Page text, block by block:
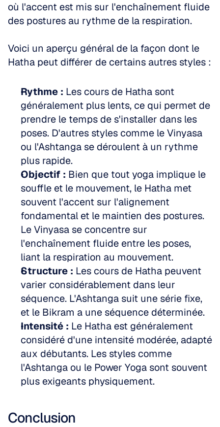
où l'accent est mis sur l'enchaînement fluide
des postures au rythme de la respiration.
Voici un aperçu général de la façon dont le
Hatha peut différer de certains autres styles :
Rythme : Les cours de Hatha sont
généralement plus lents, ce qui permet de
prendre le temps de s'installer dans les
poses. D'autres styles comme le Vinyasa
ou l'Ashtanga se déroulent à un rythme
plus rapide.
Objectif : Bien que tout yoga implique le
souffle et le mouvement, le Hatha met
souvent l'accent sur l'alignement
fondamental et le maintien des postures.
Le Vinyasa se concentre sur
l'enchaînement fluide entre les poses,
liant la respiration au mouvement.
Structure : Les cours de Hatha peuvent
varier considérablement dans leur
séquence. L'Ashtanga suit une série fixe,
et le Bikram a une séquence déterminée.
Intensité : Le Hatha est généralement
considéré d'une intensité modérée, adapté
aux débutants. Les styles comme
l'Ashtanga ou le Power Yoga sont souvent
plus exigeants physiquement.
Conclusion